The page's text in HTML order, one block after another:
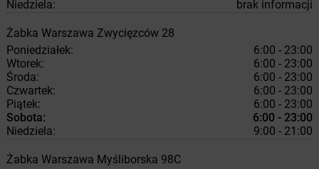
Niedziela: brak informacji
Żabka Warszawa Zwycięzców 28
Poniedziałek:
6:00 - 23:00
Wtorek:
6:00 - 23:00
Środa:
6:00 - 23:00
Czwartek:
6:00 - 23:00
Piątek:
6:00 - 23:00
Sobota:
6:00 - 23:00
Niedziela:
9:00 - 21:00
Żabka Warszawa Myśliborska 98C